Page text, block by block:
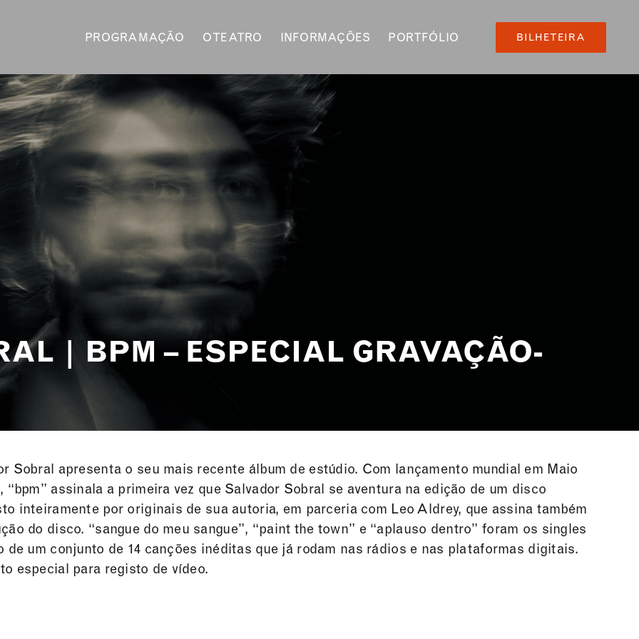
PROGRAMAÇÃO O TEATRO INFORMAÇÕES PORTFÓLIO BILHETEIRA
| BPM – ESPECIAL GRAVAÇÃO-
Sobral apresenta o seu mais recente álbum de estúdio. Com lançamento mundial em Maio
“bpm” assinala a primeira vez que Salvador Sobral se aventura na edição de um disco
inteiramente por originais de sua autoria, em parceria com Leo Aldrey, que assina também
do disco. “sangue do meu sangue”, “paint the town” e “aplauso dentro” foram os singles
de um conjunto de 14 canções inéditas que já rodam nas rádios e nas plataformas digitais.
especial para registo de vídeo.